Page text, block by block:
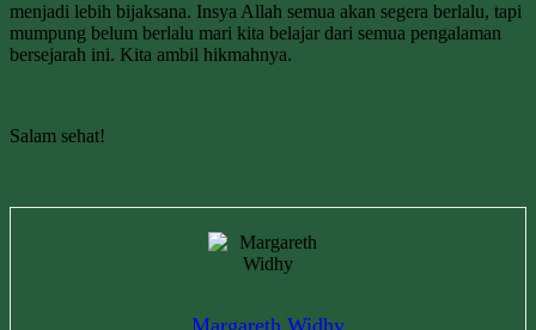
menjadi lebih bijaksana. Insya Allah semua akan segera berlalu, tapi
mumpung belum berlalu mari kita belajar dari semua pengalaman
bersejarah ini. Kita ambil hikmahnya.
Salam sehat!
Margareth Widhy